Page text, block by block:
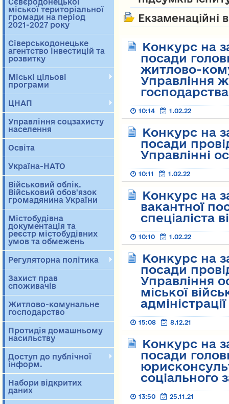
Сєвєродонецької
міської територіальної
громади на період
2021-2027 року
Сіверськодонецьке
агентство інвестицій та
розвитку
Міські цільові
програми
ЦНАП
Управління соцзахисту
населення
Освіта
Україна-НАТО
Військовий облік.
Військовий обов'язок
громадянина України
Містобудівна
документація та
реєстр містобудівних
умов та обмежень
Регуляторна політика
Захист прав
споживачів
Житлово-комунальне
господарство
Протидія домашньому
насильству
Доступ до публічної
інформ.
Набори відкритих
даних
Екзаменаційні
Конкурс на
посади
житлово-
Управління
10:14 1.02.22
Конкурс на
посади
Управлінні
10:11 1.02.22
Конкурс на
вакантної
спеціаліста
10:10 1.02.22
Конкурс на
посади
Управління
міської
адміністрації
15:08 8.12.21
Конкурс на
посади
соціального
13:50 25.11.21